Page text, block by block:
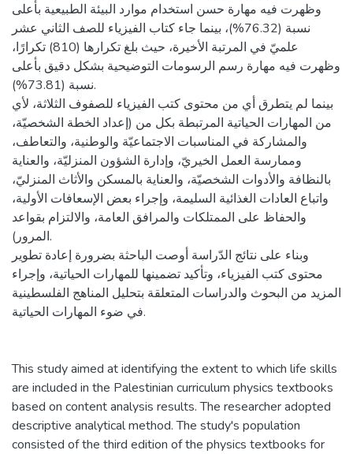
وظهرت فيه مهارة حسن استخدام موارد البيئة الطبيعية بأعلى
نسبة (76.32%)، بينما جاء كتاب الفيزياء للصف الثاني عشر
علميّ في المرتبة الأخيرة، حيث بلغ تكرارها (810) تكرارًا،
وظهرت فيه مهارة رسم الرسومات التوضيحية بشكل دقيق بأعلى
نسبة (73.81%).
بينما لم يتطرق أي من محتوى كتب الفيزياء للصفوف الثلاثة، لأي
من المهارات الحياتية المرتبطة بكل من (إعداد الخطة الشخصيّة،
والمشاركة في المناسبات الاجتماعيّة والوطنية، والتعاطف،
وممارسة العمل الخيريّ، وإدارة الشؤون المنزليّة، والعناية
بالنظافة والأدوات الشخصيّة، والعناية بالمسكن والأثاث المنزليّ،
واتباع العادات الغذائية السليمة، وإجراء بعض الإسعافات الأولية،
والحفاظ على الممتلكات والمرافق العامة، والالتزام بقواعد
المرور).
وبناء على نتائج الدّراسة أوصت الباحثة بضرورة إعادة تطوير
محتوى كتب الفيزياء، وتأكيد تضمينها للمهارات الحياتية، وإجراء
المزيد من البحوث والدراسات المتعلقة بتحليل المناهج الفلسطينية
في ضوء المهارات الحياتية.
This study aimed at identifying the extent to which life skills
are included in the Palestinian curriculum physics textbooks
based on content analysis results. The researcher adopted
descriptive analytical method. The study's population
consisted of the third edition of the physics textbooks for